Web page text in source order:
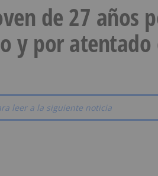
de 27 años
y por
leer a la siguiente noticia